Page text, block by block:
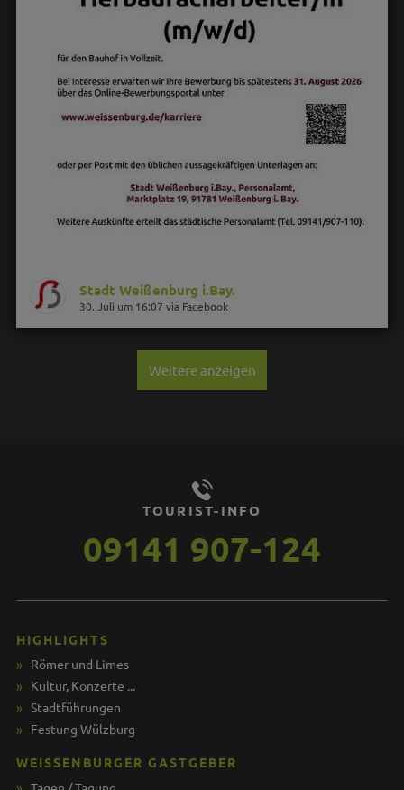
Stadt Weißenburg i.Bay.
30. Juli um 16:07 via Facebook
Weitere anzeigen
TOURIST-INFO
09141 907-124
HIGHLIGHTS
Römer und Limes
Kultur, Konzerte ...
Stadtführungen
Festung Wülzburg
WEISSENBURGER GASTGEBER